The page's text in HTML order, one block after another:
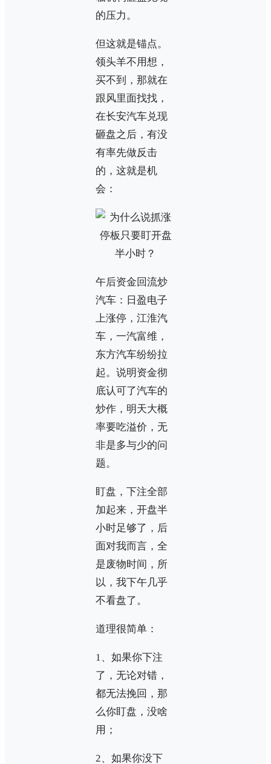
的压力。
但这就是锚点。
领头羊不用想，
买不到，那就在
跟风里面找找，
在长安汽车兑现
砸盘之后，有没
有率先做反击
的，这就是机
会：
午后资金回流炒
汽车：日盈电子
上涨停，江淮汽
车，一汽富维，
东方汽车纷纷拉
起。说明资金彻
底认可了汽车的
炒作，明天大概
率要吃溢价，无
非是多与少的问
题。
盯盘，下注全部
加起来，开盘半
小时足够了，后
面对我而言，全
是废物时间，所
以，我下午几乎
不看盘了。
道理很简单：
1、如果你下注
了，无论对错，
都无法挽回，那
么你盯盘，没啥
用；
2、如果你没下